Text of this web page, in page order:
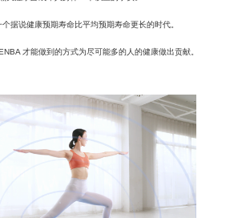
据说健康预期寿命比平均预期寿命更长的时代。
才能做到的方式为尽可能多的人的健康做出贡献。